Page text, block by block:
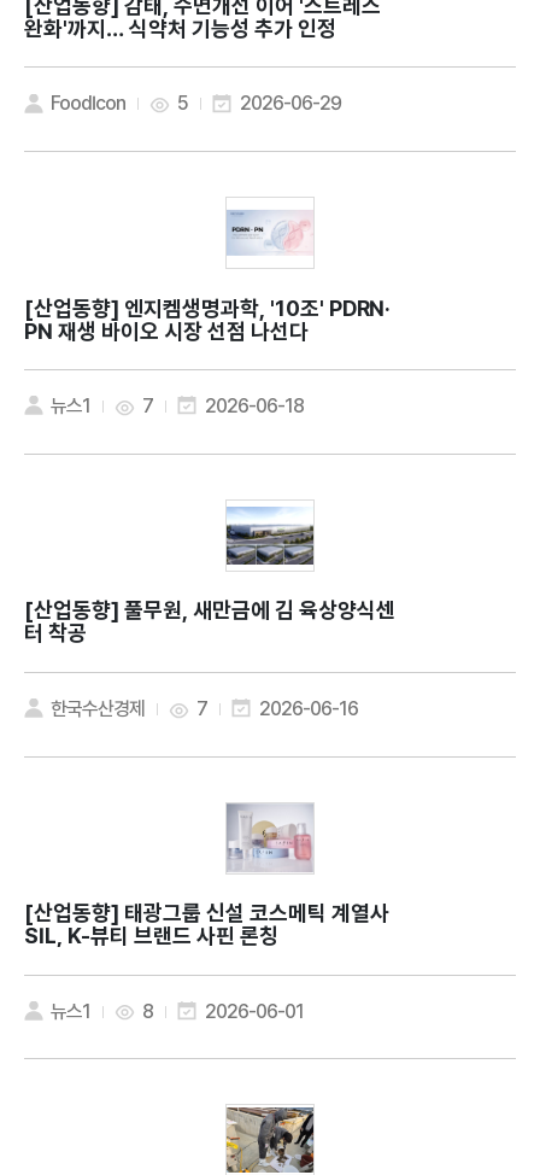
[산업동향]
완화'까지… 식약처 기능성 추가 인정
FoodIcon 5 2026-06-29
[산업동향]
PN 재생 바이오 시장 선점 나선다
뉴스1 7 2026-06-18
[산업동향]
터 착공
한국수산경제 7 2026-06-16
[산업동향]
SIL, K-뷰티 브랜드 사핀 론칭
뉴스1 8 2026-06-01